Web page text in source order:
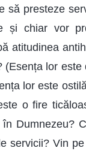
să presteze
și chiar vor
atitudinea
(Esența lor
lor este
o fire
Dumnezeu?
servicii? Vin